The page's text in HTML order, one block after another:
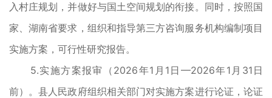
入村庄规划，并做好与国土空间规划的衔接。同时，按照国
家、湖南省要求，组织和指导第三方咨询服务机构编制项目
实施方案，可行性研究报告。
5.实施方案报审（2026年1月1日—2026年1月31日
前）。县人民政府组织相关部门对实施方案进行论证，论证